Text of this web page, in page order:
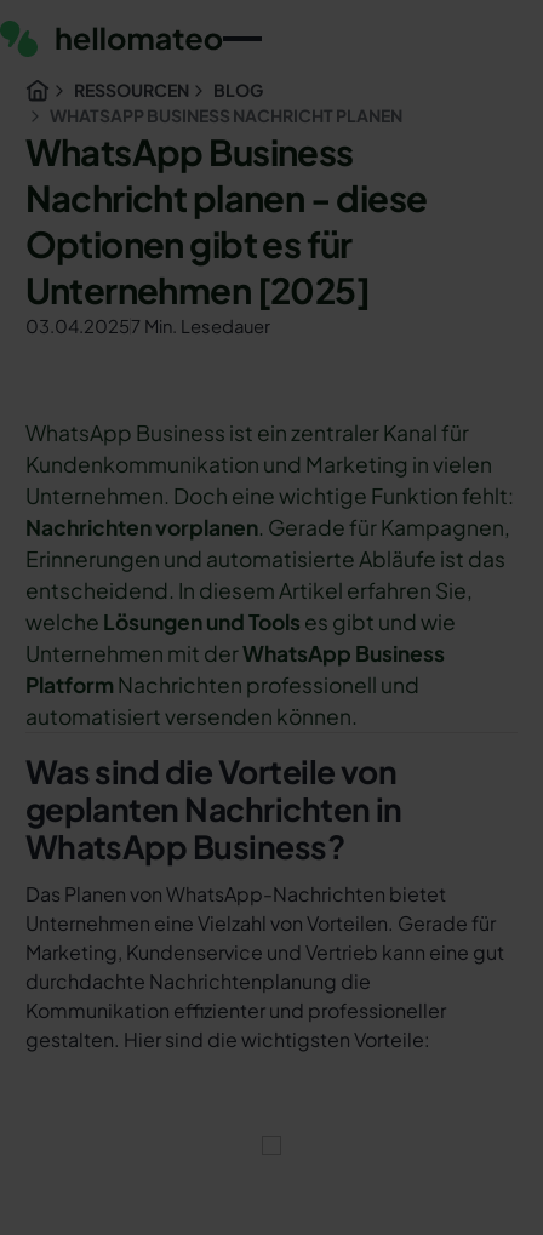
RESSOURCEN
BLOG
WHATSAPP BUSINESS NACHRICHT PLANEN
WhatsApp Business
Nachricht planen - diese
Optionen gibt es für
Unternehmen [2025]
03.04.20257 Min. Lesedauer
WhatsApp Business ist ein zentraler Kanal für
Kundenkommunikation und Marketing in vielen
Unternehmen. Doch eine wichtige Funktion fehlt:
Nachrichten vorplanen. Gerade für Kampagnen,
Erinnerungen und automatisierte Abläufe ist das
entscheidend. In diesem Artikel erfahren Sie,
welche Lösungen und Tools es gibt und wie
Unternehmen mit derWhatsApp Business
Platform Nachrichten professionell und
automatisiert versenden können.
Was sind die Vorteile von
geplanten Nachrichten in
WhatsApp Business?
Das Planen von WhatsApp-Nachrichten bietet
Unternehmen eine Vielzahl von Vorteilen. Gerade für
Marketing, Kundenservice und Vertrieb kann eine gut
durchdachte Nachrichtenplanung die
Kommunikation effizienter und professioneller
gestalten. Hier sind die wichtigsten Vorteile: